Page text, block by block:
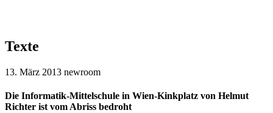
Texte
13. März 2013 newroom
Die Informatik-Mittelschule in Wien-Kinkplatz von Helmut
Richter ist vom Abriss bedroht